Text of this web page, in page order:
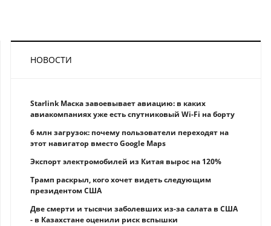
НОВОСТИ
Starlink Маска завоевывает авиацию: в каких
авиакомпаниях уже есть спутниковый Wi-Fi на борту
6 млн загрузок: почему пользователи переходят на
этот навигатор вместо Google Maps
Экспорт электромобилей из Китая вырос на 120%
Трамп раскрыл, кого хочет видеть следующим
президентом США
Две смерти и тысячи заболевших из-за салата в США
- в Казахстане оценили риск вспышки